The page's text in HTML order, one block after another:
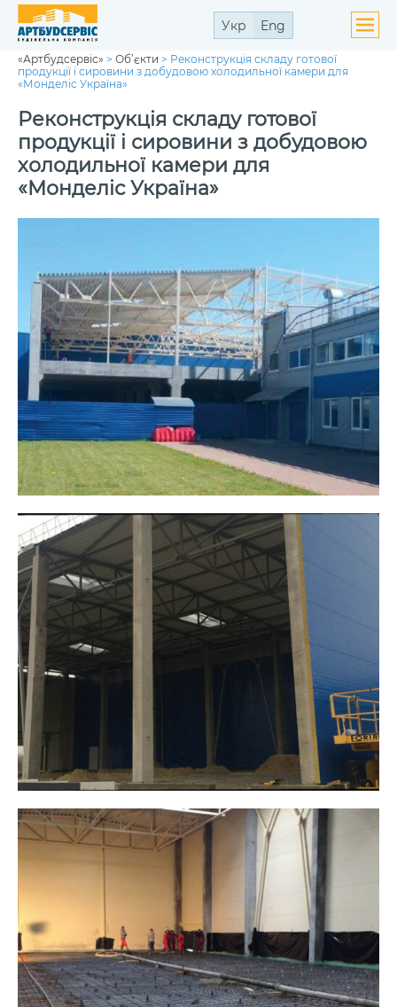
Укр Eng
«Артбудсервіс» >Об’єкти > Реконструкція складу готової
продукції і сировини з добудовою холодильної камери для
«Монделіс Україна»
Реконструкція складу готової
продукції і сировини з добудовою
холодильної камери для
«Монделіс Україна»